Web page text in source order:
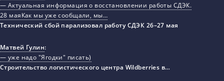
— Актуальная информация о восстановлении работы СДЭК.
28 маяКак мы уже сообщали, мы…
Технический сбой парализовал работу СДЭК 26–27 мая
Матвей Гулин:
— уже надо "Ягодки" писать)
Строительство логистического центра Wildberries в…